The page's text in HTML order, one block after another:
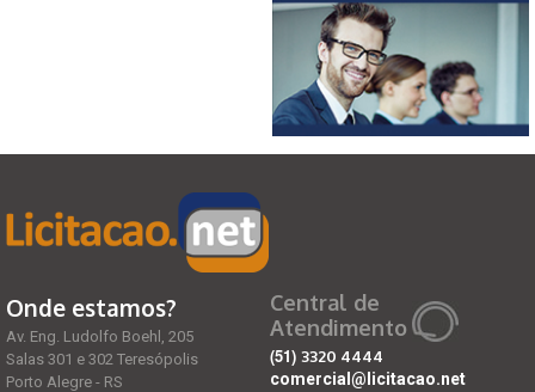
Onde estamos?
Av. Eng. Ludolfo Boehl, 205
Salas 301 e 302 Teresópolis
Porto Alegre - RS
Central de
Atendimento
(51) 3320 4444
comercial@licitacao.net